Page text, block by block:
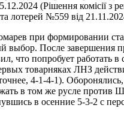
(Рішення комісії з
лотерей №559 від
при формировании
выбор. После завершения
что попробует работать
товарняках ЛНЗ
4-1-4-1). Оборонялись,
в том же русле против
в осенние 5-3-2 с